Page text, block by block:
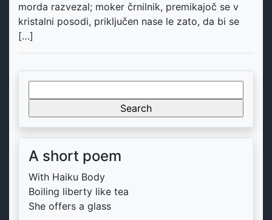
morda razvezal; moker črnilnik, premikajoč se v
kristalni posodi, priključen nase le zato, da bi se
[…]
for:
A short poem
With Haiku Body
Boiling liberty like tea
She offers a glass